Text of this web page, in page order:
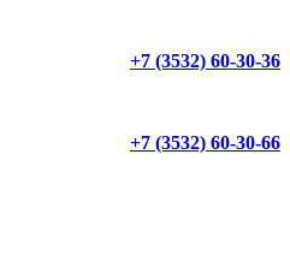
+7 (3532) 60-30-36
+7 (3532) 60-30-66